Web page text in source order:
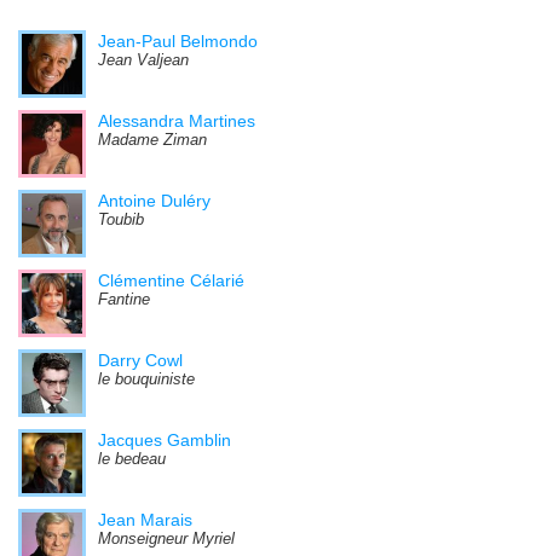
Jean-Paul Belmondo
Jean Valjean
Alessandra Martines
Madame Ziman
Antoine Duléry
Toubib
Clémentine Célarié
Fantine
Darry Cowl
le bouquiniste
Jacques Gamblin
le bedeau
Jean Marais
Monseigneur Myriel